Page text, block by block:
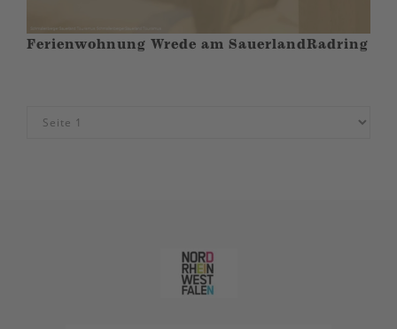
Ferienwohnung Wrede am SauerlandRadring